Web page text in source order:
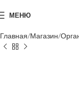
МЕНЮ
Главная Магазин